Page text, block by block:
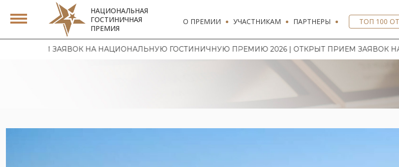
НАЦИОНАЛЬНАЯ
ГОСТИНИЧНАЯ
ПРЕМИЯ
О ПРЕМИИ УЧАСТНИКАМ ПАРТНЕРЫ ТОП 100
НА НАЦИОНАЛЬНУЮ ГОСТИНИЧНУЮ ПРЕМИЮ 2026 | ОТКРЫТ ПРИЕМ ЗАЯВОК НА